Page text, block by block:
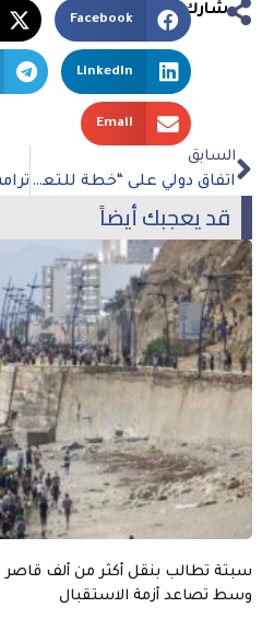
شارك
Facebook
LinkedIn
Email
السابق
اتفاق دولي على “خطة للتعافي والتجديد والمرونة” في أقل البلدان نموا
قد يعجبك أيضاً
سبتة تطالب بنقل أكثر من ألف قاصر
وسط تصاعد أزمة الاستقبال